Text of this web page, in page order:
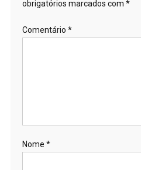
obrigatórios marcados com *
Comentário *
Nome *